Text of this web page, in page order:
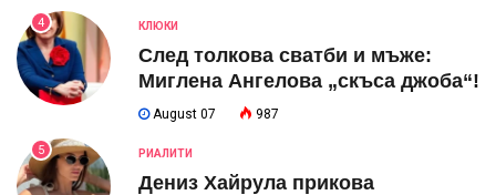
4 КЛЮКИ
След толкова сватби и мъже:
Миглена Ангелова „скъса джоба“!
August 07 987
5 РИАЛИТИ
Дениз Хайрула прикова